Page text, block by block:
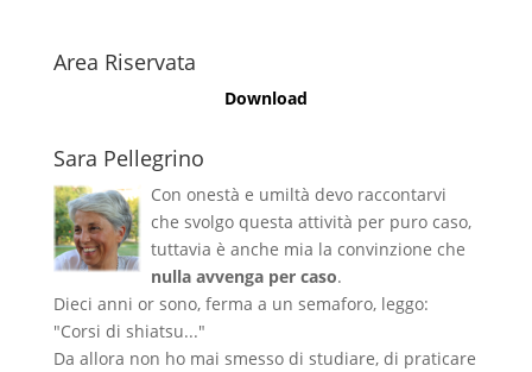
Area Riservata
Download
Sara Pellegrino
Con onestà e umiltà devo raccontarvi
che svolgo questa attività per puro caso,
tuttavia è anche mia la convinzione che
nulla avvenga per caso.
Dieci anni or sono, ferma a un semaforo, leggo:
"Corsi di shiatsu..."
Da allora non ho mai smesso di studiare, di praticare